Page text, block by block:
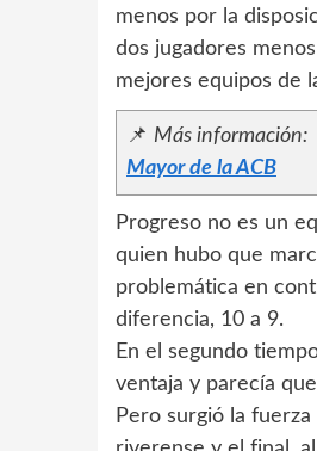
menos por la
dos jugadores
mejores equipos de
📌 Más información:
Mayor de la ACB
Progreso no es un
quien hubo que
problemática en
diferencia, 10 a 9.
En el segundo
ventaja y parecía
Pero surgió la